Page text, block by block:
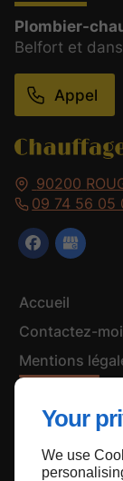
Your
We use
90200
09 74 56 05
Accueil
Contactez-moi
Mentions
Plombier-
Belfort et
Appel